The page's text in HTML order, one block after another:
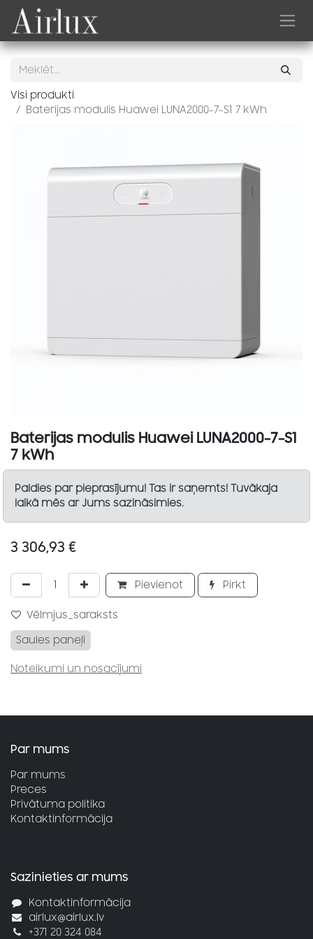
Skip to Content
Visi produkti
Baterijas modulis Huawei LUNA2000-7-S1 7 kWh
Baterijas modulis Huawei LUNA2000-7-S1
7 kWh
Paldies par pieprasījumu! Tas ir saņemts! Tuvākaja
laikā mēs ar Jums sazināsimies.
3 306,93 €
Pievienot Pirkt
Vēlmjus_saraksts
Saules paneļi
Noteikumi un nosacījumi
Par mums
Par mums
Preces
Privātuma politika
Kontaktinformācija
Sazinieties ar mums
Kontaktinformācija
airlux@airlux.lv
+371 20 324 084